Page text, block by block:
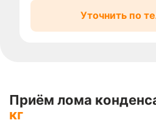
Уточнить по
Приём лома
кг